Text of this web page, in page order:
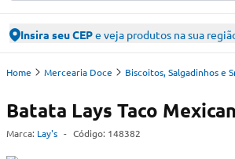
Insira seu CEPe veja produtos na sua
Home Mercearia Doce Biscoitos, Salgadinhos e
Batata Lays Taco
Marca: Lay's - Código: 148382